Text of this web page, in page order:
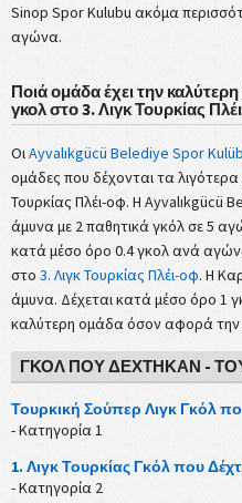
Sinop Spor Kulubu ακόμα
αγώνα.
Ποιά ομάδα έχει την
γκολ στο 3. Λιγκ Τουρκίας
ΟιAyvalıkgücü Belediye Spor
ομάδες που δέχονται τα
Τουρκίας Πλέι-οφ. Η Ayvalıkgücü
άμυνα με 2 παθητικά γκόλ σε 5
κατά μέσο όρο 0.4 γκολ ανά
στο 3. Λιγκ Τουρκίας Πλέι-οφ. Η
άμυνα. Δέχεται κατά μέσο όρο 1
καλύτερη ομάδα όσον αφορά
ΓΚΌΛ ΠΟΥ ΔΈΧΤΗΚΑΝ -
Τουρκική Σούπερ Λιγκ Γκόλ
- Κατηγορία 1
1. Λιγκ Τουρκίας Γκόλ που
- Κατηγορία 2